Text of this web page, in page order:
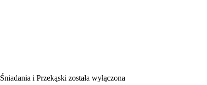
Śniadania i Przekąski została wyłączona